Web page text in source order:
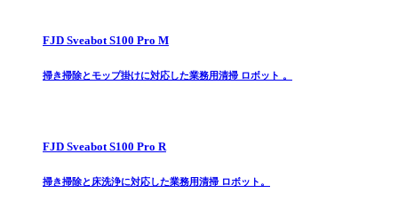
FJD Sveabot S100 Pro M
掃き掃除とモップ掛けに対応した業務用清掃 ロボット 。
FJD Sveabot S100 Pro R
掃き掃除と床洗浄に対応した業務用清掃 ロボット。